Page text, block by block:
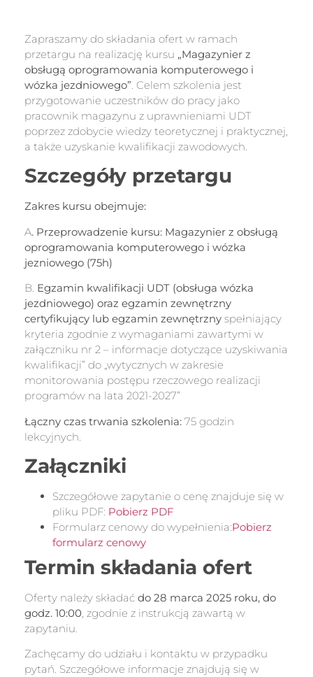
Zapraszamy do składania ofert w ramach
przetargu na realizację kursu „Magazynier z
obsługą oprogramowania komputerowego i
wózka jezdniowego”. Celem szkolenia jest
przygotowanie uczestników do pracy jako
pracownik magazynu z uprawnieniami UDT
poprzez zdobycie wiedzy teoretycznej i praktycznej,
a także uzyskanie kwalifikacji zawodowych.
Szczegóły przetargu
Zakres kursu obejmuje:
A. Przeprowadzenie kursu: Magazynier z obsługą
oprogramowania komputerowego i wózka
jezniowego (75h)
B. Egzamin kwalifikacji UDT (obsługa wózka
jezdniowego) oraz egzamin zewnętrzny
certyfikujący lub egzamin zewnętrzny spełniający
kryteria zgodnie z wymaganiami zawartymi w
załączniku nr 2 – informacje dotyczące uzyskiwania
kwalifikacji” do „wytycznych w zakresie
monitorowania postępu rzeczowego realizacji
programów na lata 2021-2027”
Łączny czas trwania szkolenia: 75 godzin
lekcyjnych.
Załączniki
Szczegółowe zapytanie o cenę znajduje się w
pliku PDF: Pobierz PDF
Formularz cenowy do wypełnienia:Pobierz
formularz cenowy
Termin składania ofert
Oferty należy składać do 28 marca 2025 roku, do
godz. 10:00, zgodnie z instrukcją zawartą w
zapytaniu.
Zachęcamy do udziału i kontaktu w przypadku
pytań. Szczegółowe informacje znajdują się w